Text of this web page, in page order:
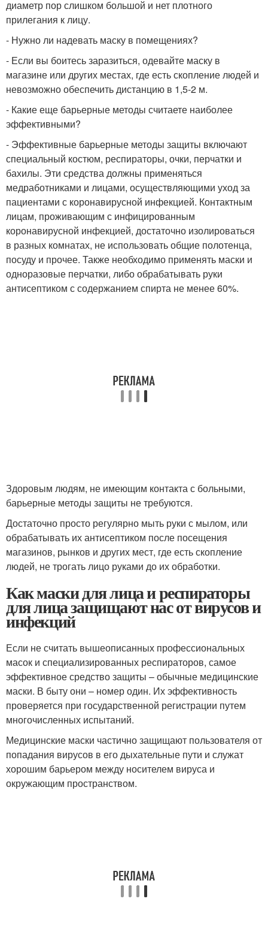
диаметр пор слишком большой и нет плотного
прилегания к лицу.
- Нужно ли надевать маску в помещениях?
- Если вы боитесь заразиться, одевайте маску в
магазине или других местах, где есть скопление людей и
невозможно обеспечить дистанцию в 1,5-2 м.
- Какие еще барьерные методы считаете наиболее
эффективными?
- Эффективные барьерные методы защиты включают
специальный костюм, респираторы, очки, перчатки и
бахилы. Эти средства должны применяться
медработниками и лицами, осуществляющими уход за
пациентами с коронавирусной инфекцией. Контактным
лицам, проживающим с инфицированным
коронавирусной инфекцией, достаточно изолироваться
в разных комнатах, не использовать общие полотенца,
посуду и прочее. Также необходимо применять маски и
одноразовые перчатки, либо обрабатывать руки
антисептиком с содержанием спирта не менее 60%.
Здоровым людям, не имеющим контакта с больными,
барьерные методы защиты не требуются.
Достаточно просто регулярно мыть руки с мылом, или
обрабатывать их антисептиком после посещения
магазинов, рынков и других мест, где есть скопление
людей, не трогать лицо руками до их обработки.
Как маски для лица и респираторы
для лица защищают нас от вирусов и
инфекций
Если не считать вышеописанных профессиональных
масок и специализированных респираторов, самое
эффективное средство защиты – обычные медицинские
маски. В быту они – номер один. Их эффективность
проверяется при государственной регистрации путем
многочисленных испытаний.
Медицинские маски частично защищают пользователя от
попадания вирусов в его дыхательные пути и служат
хорошим барьером между носителем вируса и
окружающим пространством.